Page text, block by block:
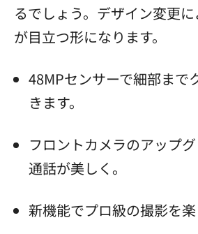
るでしょう。デザイン変更
が目立つ形になります。
48MPセンサーで細部まで
きます。
フロントカメラのアップ
通話が美しく。
新機能でプロ級の撮影を楽